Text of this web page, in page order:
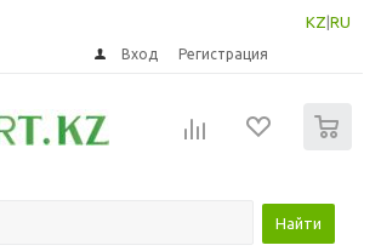
KZ RU
Вход Регистрация
Найти